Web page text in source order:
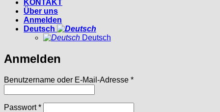
KONTAKT
Über uns
Anmelden
Deutsch
Deutsch
Anmelden
Benutzername oder E-Mail-Adresse *Erforderlich
Passwort*Erforderlich